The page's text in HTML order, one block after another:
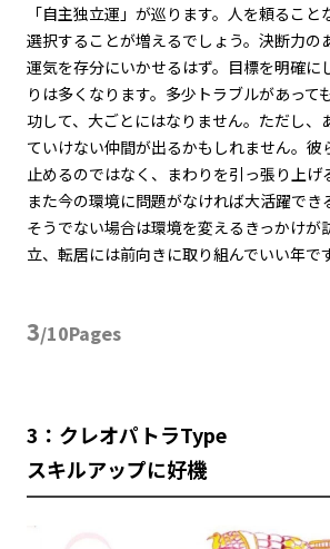
「自主独立運」が巡ります。人を頼ること
選択することが増えるでしょう。決断力の
運気を存分にいかせるはず。目標を明確に
りは多くなります。多少トラブルがあって
功して、大ごとにはなりません。ただし、
ていけない仲間が出るかもしれません。彼
止めるのではなく、まわりを引っ張り上げ
また今の環境に問題がなければ大活躍でき
そうでない場合は環境を変えるきっかけが
立、転居には前向きに取り組んでいい年です
3/10Pages
3：クレオパトラType
スキルアップに好機